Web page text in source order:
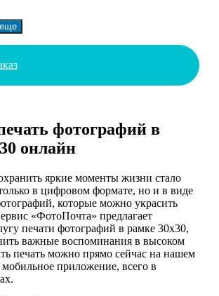
фотографий в
онлайн
яркие моменты жизни стало
в цифровом формате, но и в виде
которые можно украсить
«ФотоПочта» предлагает
печати фотографий в рамке 30х30,
важные воспоминания в высоком
печать можно прямо сейчас на нашем
мобильное приложение, всего в